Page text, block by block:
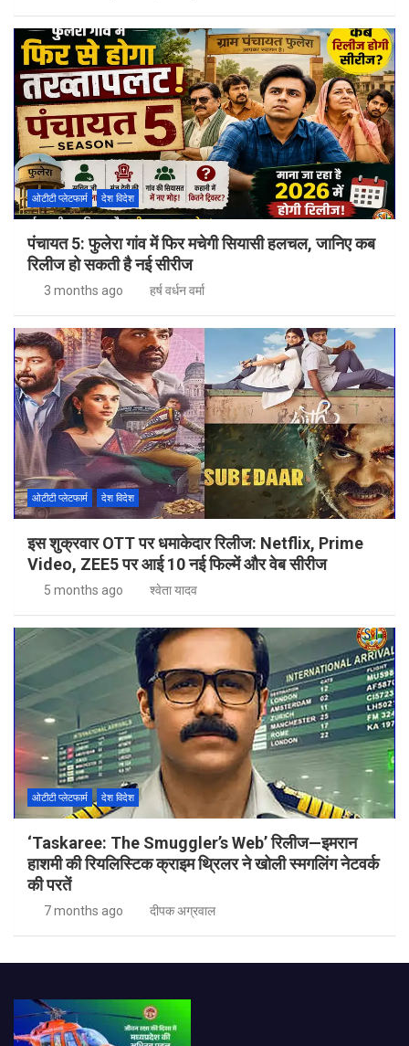
ओटीटी प्लेटफार्म देश विदेश
पंचायत 5: फुलेरा गांव में फिर मचेगी सियासी हलचल, जानिए कब
रिलीज हो सकती है नई सीरीज
3 months ago हर्ष वर्धन वर्मा
ओटीटी प्लेटफार्म देश विदेश
इस शुक्रवार OTT पर धमाकेदार रिलीज: Netflix, Prime
Video, ZEE5 पर आई 10 नई फिल्में और वेब सीरीज
5 months ago श्वेता यादव
ओटीटी प्लेटफार्म देश विदेश
‘Taskaree: The Smuggler’s Web’ रिलीज—इमरान
हाशमी की रियलिस्टिक क्राइम थ्रिलर ने खोली स्मगलिंग नेटवर्क
की परतें
7 months ago दीपक अग्रवाल